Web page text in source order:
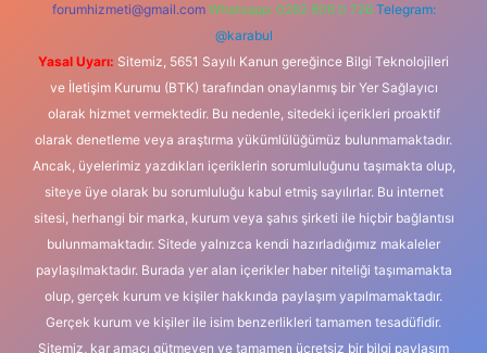
forumhizmeti@gmail.com Whatsapp: 0262 606 0 726 Telegram:
@karabul
Yasal Uyarı: Sitemiz, 5651 Sayılı Kanun gereğince Bilgi Teknolojileri
ve İletişim Kurumu (BTK) tarafından onaylanmış bir Yer Sağlayıcı
olarak hizmet vermektedir. Bu nedenle, sitedeki içerikleri proaktif
olarak denetleme veya araştırma yükümlülüğümüz bulunmamaktadır.
Ancak, üyelerimiz yazdıkları içeriklerin sorumluluğunu taşımakta olup,
siteye üye olarak bu sorumluluğu kabul etmiş sayılırlar. Bu internet
sitesi, herhangi bir marka, kurum veya şahıs şirketi ile hiçbir bağlantısı
bulunmamaktadır. Sitede yalnızca kendi hazırladığımız makaleler
paylaşılmaktadır. Burada yer alan içerikler haber niteliği taşımamakta
olup, gerçek kurum ve kişiler hakkında paylaşım yapılmamaktadır.
Gerçek kurum ve kişiler ile isim benzerlikleri tamamen tesadüfidir.
Sitemiz, kar amacı gütmeyen ve tamamen ücretsiz bir bilgi paylaşım